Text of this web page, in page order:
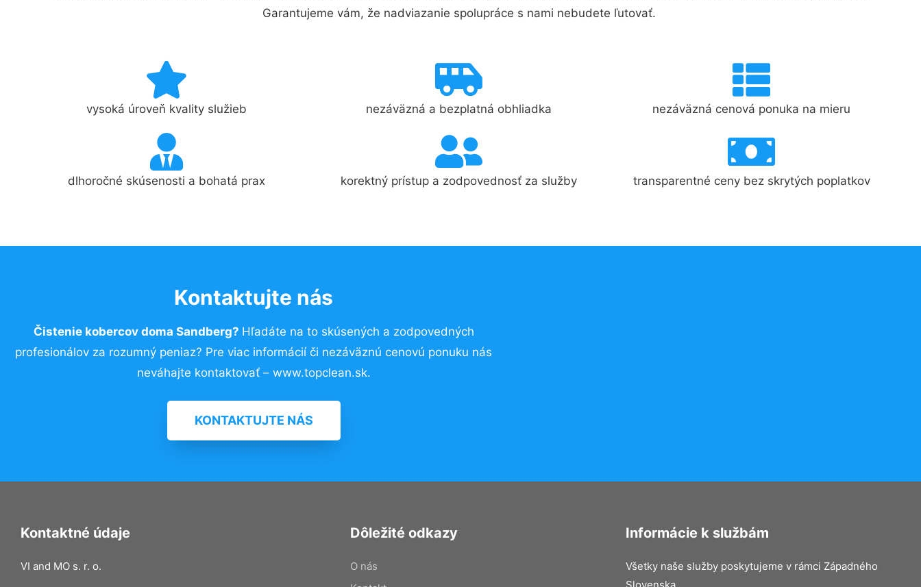
Garantujeme vám, že nadviazanie spolupráce s nami nebudete ľutovať.
vysoká úroveň kvality služieb nezáväzná a bezplatná obhliadka nezáväzná cenová ponuka na mieru
dlhoročné skúsenosti a bohatá prax korektný prístup a zodpovednosť za služby transparentné ceny bez skrytých poplatkov
Kontaktujte nás
Čistenie kobercov doma Sandberg? Hľadáte na to skúsených a zodpovedných
profesionálov za rozumný peniaz? Pre viac informácií či nezáväznú cenovú ponuku nás
neváhajte kontaktovať – www.topclean.sk.
KONTAKTUJTE NÁS
Kontaktné údaje
VI and MO s. r. o.
Dôležité odkazy
O nás
Informácie k službám
Všetky naše služby poskytujeme v rámci Západného
Slovenska.